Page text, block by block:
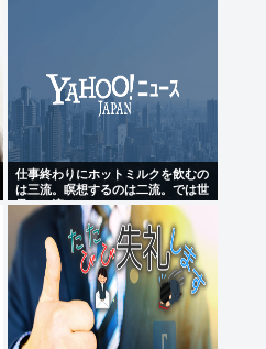
仕事終わりにホットミルクを飲むの
は三流。瞑想するのは二流。では世
界の一流は？